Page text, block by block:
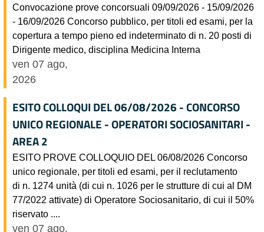
Convocazione prove concorsuali 09/09/2026 - 15/09/2026
- 16/09/2026 Concorso pubblico, per titoli ed esami, per la
copertura a tempo pieno ed indeterminato di n. 20 posti di
Dirigente medico, disciplina Medicina Interna
ven 07 ago,
2026
ESITO COLLOQUI DEL 06/08/2026 - CONCORSO
UNICO REGIONALE - OPERATORI SOCIOSANITARI -
AREA 2
ESITO PROVE COLLOQUIO DEL 06/08/2026 Concorso
unico regionale, per titoli ed esami, per il reclutamento
di n. 1274 unità (di cui n. 1026 per le strutture di cui al DM
77/2022 attivate) di Operatore Sociosanitario, di cui il 50%
riservato ....
ven 07 ago,